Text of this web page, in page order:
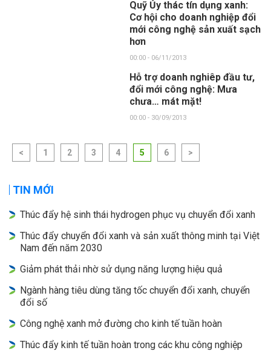
Quỹ Ủy thác tín dụng xanh:
Cơ hội cho doanh nghiệp đổi
mới công nghệ sản xuất sạch
hơn
00:00 - 06/11/2013
Hỗ trợ doanh nghiêp đầu tư,
đổi mới công nghệ: Mưa
chưa… mát mặt!
00:00 - 30/09/2013
< 1 2 3 4 5 6 >
TIN MỚI
Thúc đẩy hệ sinh thái hydrogen phục vụ chuyển đổi xanh
Thúc đẩy chuyển đổi xanh và sản xuất thông minh tại Việt
Nam đến năm 2030
Giảm phát thải nhờ sử dụng năng lượng hiệu quả
Ngành hàng tiêu dùng tăng tốc chuyển đổi xanh, chuyển
đổi số
Công nghệ xanh mở đường cho kinh tế tuần hoàn
Thúc đẩy kinh tế tuần hoàn trong các khu công nghiệp